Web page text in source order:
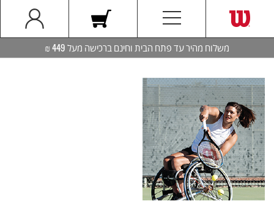
משלוח מהיר עד פתח הבית וחינם ברכישה מעל 449 ₪